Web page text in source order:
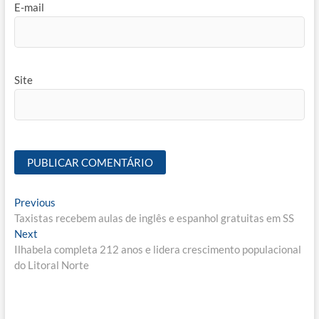
E-mail
Site
Navegação
de
Post
PreviousPrevious
post:
Taxistas recebem aulas de inglês e espanhol gratuitas em SS
NextNext
post:
Ilhabela completa 212 anos e lidera crescimento populacional
do Litoral Norte